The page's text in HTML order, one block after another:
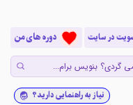
در سایت دوره های من
نیاز به راهنمایی دارید؟